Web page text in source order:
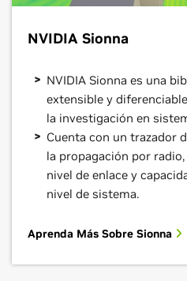
NVIDIA Sionna
NVIDIA Sionna es una
extensible y
la investigación en
Cuenta con un trazador
la propagación por
nivel de enlace y
nivel de sistema.
Aprenda Más Sobre Sionna